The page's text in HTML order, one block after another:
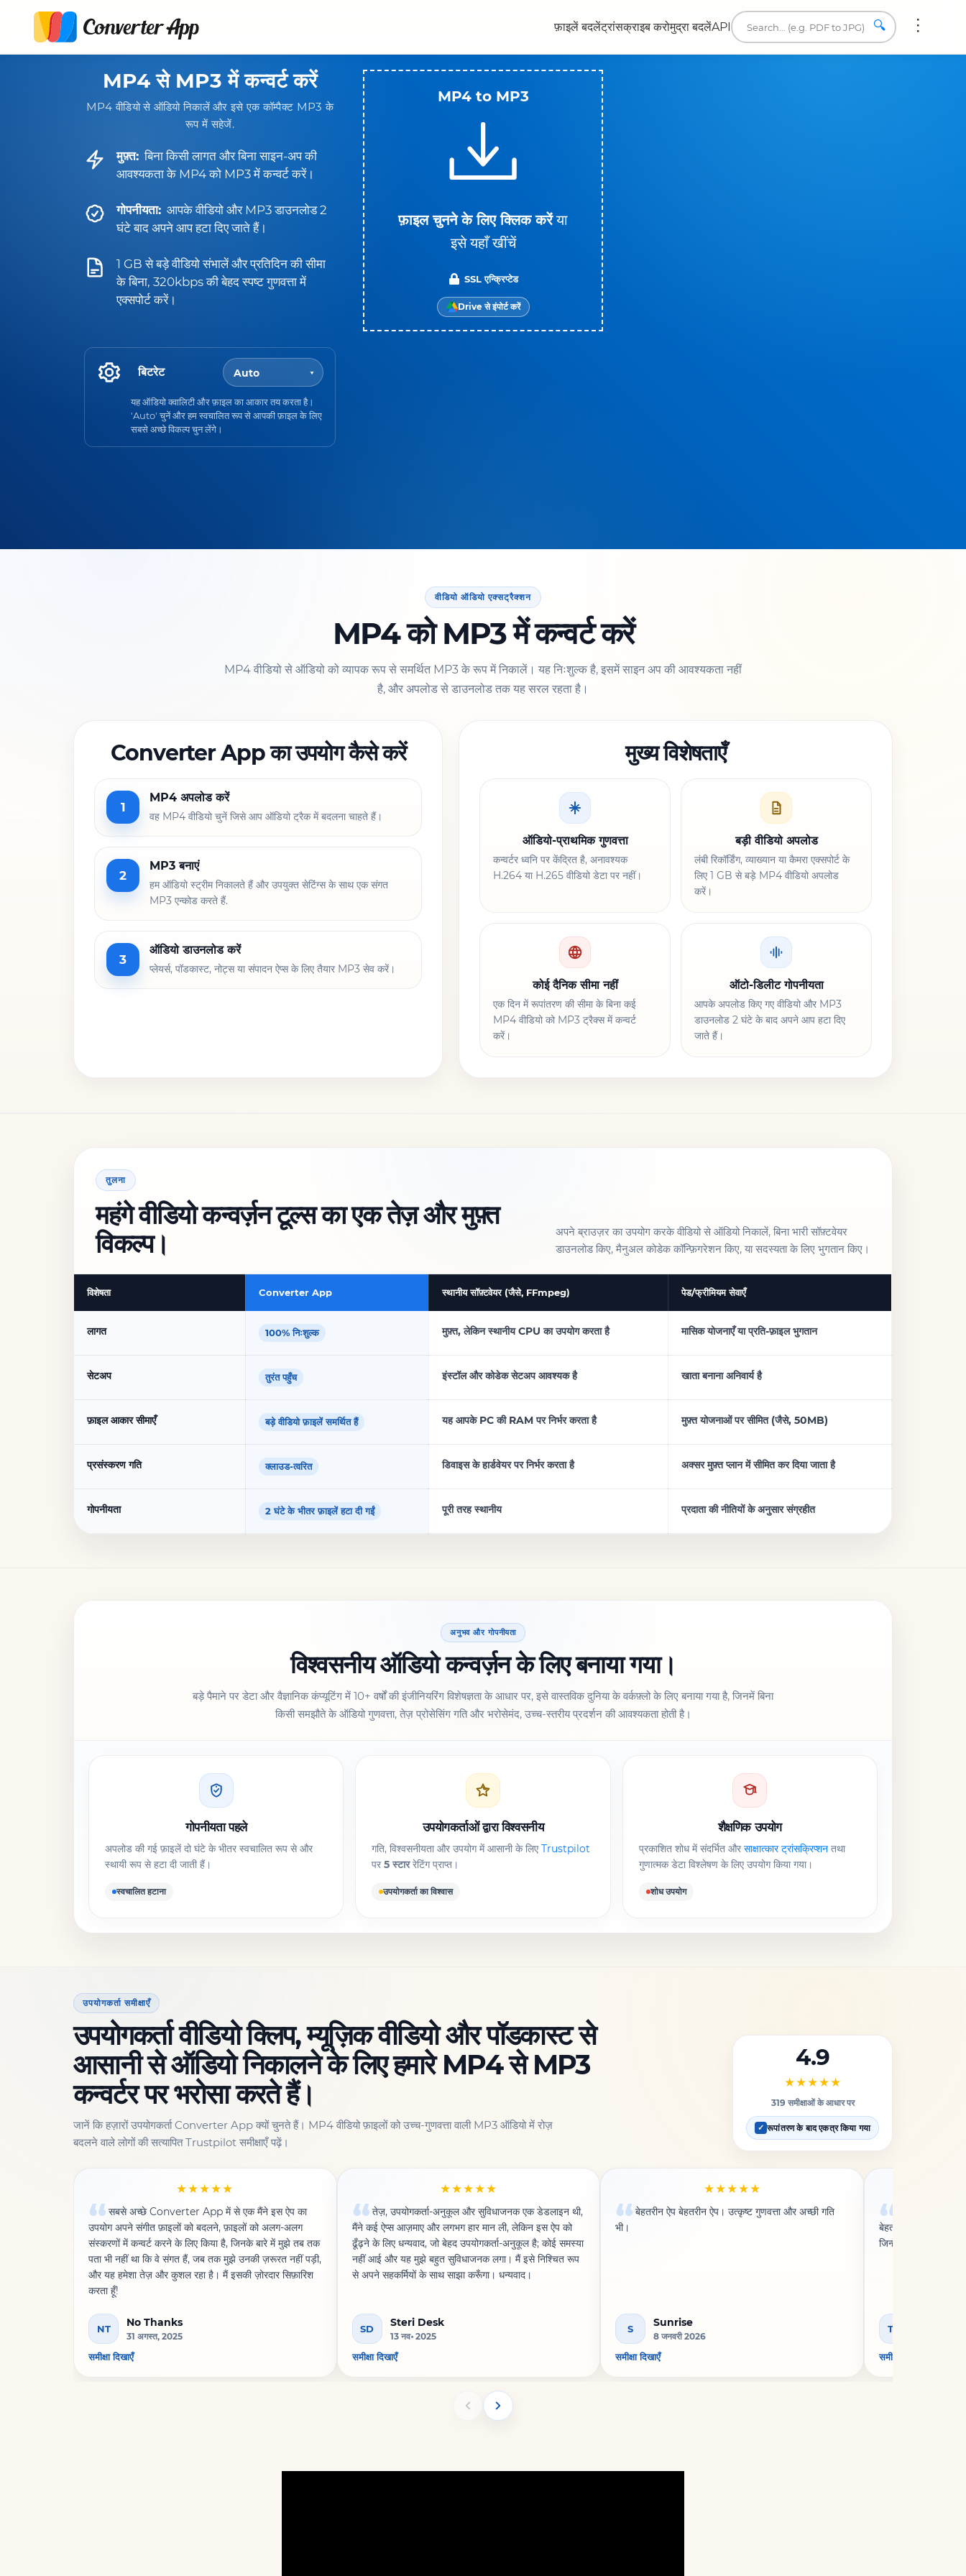
फ़ाइलें बदलेंट्रांसक्राइब करोमुद्रा बदलेंAPI 🔍
MP4 से MP3 में कन्वर्ट करें
MP4 वीडियो से ऑडियो निकालें और इसे एक कॉम्पैक्ट MP3 के
रूप में सहेजें.
मुफ़्त: बिना किसी लागत और बिना साइन-अप की
आवश्यकता के MP4 को MP3 में कन्वर्ट करें।
गोपनीयता: आपके वीडियो और MP3 डाउनलोड 2
घंटे बाद अपने आप हटा दिए जाते हैं।
1 GB से बड़े वीडियो संभालें और प्रतिदिन की सीमा
के बिना, 320kbps की बेहद स्पष्ट गुणवत्ता में
एक्सपोर्ट करें।
बिटरेट
यह ऑडियो क्वालिटी और फ़ाइल का आकार तय करता है।
'Auto' चुनें और हम स्वचालित रूप से आपकी फ़ाइल के लिए
सबसे अच्छे विकल्प चुन लेंगे।
MP4 to MP3
फ़ाइल चुनने के लिए क्लिक करें या
इसे यहाँ खींचें
SSL एन्क्रिप्टेड
Drive से इंपोर्ट करें
वीडियो ऑडियो एक्सट्रैक्शन
MP4 को MP3 में कन्वर्ट करें
MP4 वीडियो से ऑडियो को व्यापक रूप से समर्थित MP3 के रूप में निकालें। यह निःशुल्क है, इसमें साइन अप की आवश्यकता नहीं
है, और अपलोड से डाउनलोड तक यह सरल रहता है।
Converter App का उपयोग कैसे करें
1
MP4 अपलोड करें
वह MP4 वीडियो चुनें जिसे आप ऑडियो ट्रैक में बदलना चाहते हैं।
2
MP3 बनाएं
हम ऑडियो स्ट्रीम निकालते हैं और उपयुक्त सेटिंग्स के साथ एक संगत
MP3 एन्कोड करते हैं.
3
ऑडियो डाउनलोड करें
प्लेयर्स, पॉडकास्ट, नोट्स या संपादन ऐप्स के लिए तैयार MP3 सेव करें।
मुख्य विशेषताएँ
ऑडियो-प्राथमिक गुणवत्ता
कन्वर्टर ध्वनि पर केंद्रित है, अनावश्यक
H.264 या H.265 वीडियो डेटा पर नहीं।
बड़ी वीडियो अपलोड
लंबी रिकॉर्डिंग, व्याख्यान या कैमरा एक्सपोर्ट के
लिए 1 GB से बड़े MP4 वीडियो अपलोड
करें।
कोई दैनिक सीमा नहीं
एक दिन में रूपांतरण की सीमा के बिना कई
MP4 वीडियो को MP3 ट्रैक्स में कन्वर्ट
करें।
ऑटो-डिलीट गोपनीयता
आपके अपलोड किए गए वीडियो और MP3
डाउनलोड 2 घंटे के बाद अपने आप हटा दिए
जाते हैं।
तुलना
महंगे वीडियो कन्वर्ज़न टूल्स का एक तेज़ और मुफ़्त
विकल्प।
अपने ब्राउज़र का उपयोग करके वीडियो से ऑडियो निकालें, बिना भारी सॉफ़्टवेयर
डाउनलोड किए, मैनुअल कोडेक कॉन्फ़िगरेशन किए, या सदस्यता के लिए भुगतान किए।
विशेषता Converter App स्थानीय सॉफ़्टवेयर (जैसे, FFmpeg) पेड/फ्रीमियम सेवाएँ
लागत 100% निःशुल्क मुफ़्त, लेकिन स्थानीय CPU का उपयोग करता है मासिक योजनाएँ या प्रति-फ़ाइल भुगतान
सेटअप तुरंत पहुँच इंस्टॉल और कोडेक सेटअप आवश्यक है खाता बनाना अनिवार्य है
फ़ाइल आकार सीमाएँ बड़े वीडियो फ़ाइलें समर्थित हैं यह आपके PC की RAM पर निर्भर करता है मुफ़्त योजनाओं पर सीमित (जैसे, 50MB)
प्रसंस्करण गति क्लाउड-त्वरित डिवाइस के हार्डवेयर पर निर्भर करता है अक्सर मुफ़्त प्लान में सीमित कर दिया जाता है
गोपनीयता 2 घंटे के भीतर फ़ाइलें हटा दी गईं पूरी तरह स्थानीय प्रदाता की नीतियों के अनुसार संग्रहीत
अनुभव और गोपनीयता
विश्वसनीय ऑडियो कन्वर्ज़न के लिए बनाया गया।
बड़े पैमाने पर डेटा और वैज्ञानिक कंप्यूटिंग में 10+ वर्षों की इंजीनियरिंग विशेषज्ञता के आधार पर, इसे वास्तविक दुनिया के वर्कफ़्लो के लिए बनाया गया है, जिनमें बिना
किसी समझौते के ऑडियो गुणवत्ता, तेज़ प्रोसेसिंग गति और भरोसेमंद, उच्च-स्तरीय प्रदर्शन की आवश्यकता होती है।
गोपनीयता पहले
अपलोड की गई फ़ाइलें दो घंटे के भीतर स्वचालित रूप से और
स्थायी रूप से हटा दी जाती हैं।
स्वचालित हटाना
उपयोगकर्ताओं द्वारा विश्वसनीय
गति, विश्वसनीयता और उपयोग में आसानी के लिएTrustpilot
पर5 स्टाररेटिंग प्राप्त।
उपयोगकर्ता का विश्वास
शैक्षणिक उपयोग
प्रकाशित शोध में संदर्भित और साक्षात्कार ट्रांसक्रिप्शनतथा
गुणात्मक डेटा विश्लेषण के लिए उपयोग किया गया।
शोध उपयोग
उपयोगकर्ता समीक्षाएँ
उपयोगकर्ता वीडियो क्लिप, म्यूज़िक वीडियो और पॉडकास्ट से
आसानी से ऑडियो निकालने के लिए हमारे MP4 से MP3
कन्वर्टर पर भरोसा करते हैं।
जानें कि हज़ारों उपयोगकर्ता Converter App क्यों चुनते हैं। MP4 वीडियो फ़ाइलों को उच्च-गुणवत्ता वाली MP3 ऑडियो में रोज़
बदलने वाले लोगों की सत्यापित Trustpilot समीक्षाएँ पढ़ें।
4.9
★★★★★
319 समीक्षाओं के आधार पर
✓ रूपांतरण के बाद एकत्र किया गया
★★★★★
सबसे अच्छे Converter App में से एक मैंने इस ऐप का
उपयोग अपने संगीत फ़ाइलों को बदलने, फ़ाइलों को अलग-अलग
संस्करणों में कन्वर्ट करने के लिए किया है, जिनके बारे में मुझे तब तक
पता भी नहीं था कि वे संगत हैं, जब तक मुझे उनकी ज़रूरत नहीं पड़ी,
और यह हमेशा तेज़ और कुशल रहा है। मैं इसकी ज़ोरदार सिफ़ारिश
करता हूँ!
NT
No Thanks
31 अगस्त, 2025
समीक्षा दिखाएँ
★★★★★
तेज़, उपयोगकर्ता-अनुकूल और सुविधाजनक एक डेडलाइन थी,
मैंने कई ऐप्स आज़माए और लगभग हार मान ली, लेकिन इस ऐप को
ढूँढ़ने के लिए धन्यवाद, जो बेहद उपयोगकर्ता-अनुकूल है; कोई समस्या
नहीं आई और यह मुझे बहुत सुविधाजनक लगा। मैं इसे निश्चित रूप
से अपने सहकर्मियों के साथ साझा करूँगा। धन्यवाद।
SD
Steri Desk
13 नव॰ 2025
समीक्षा दिखाएँ
★★★★★
बेहतरीन ऐप बेहतरीन ऐप। उत्कृष्ट गुणवत्ता और अच्छी गति
भी।
S
Sunrise
8 जनवरी 2026
समीक्षा दिखाएँ
बेहतरीन कन्वर्ज़न टूल,
जिन्हें अन्य साइटें शायद
TY
समीक्षा दिखाएँ